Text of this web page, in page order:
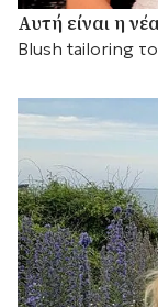
Αυτή είναι η
Blush tailoring